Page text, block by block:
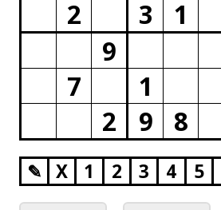
2
3
1
9
7
1
2
9 8
✎ X 1 2 3 4 5